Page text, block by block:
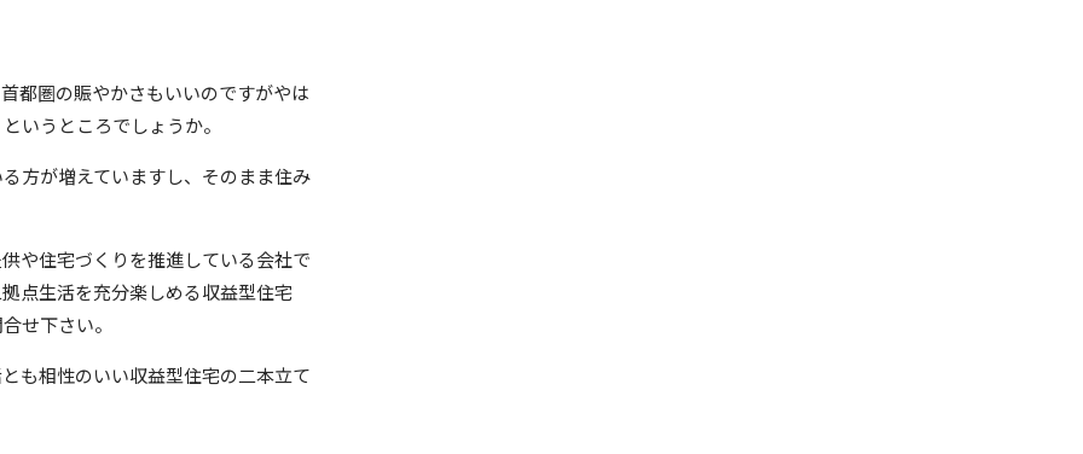
都圏の賑やかさもいいのですがやは
いうところでしょうか。
方が増えていますし、そのまま住み
や住宅づくりを推進している会社で
点生活を充分楽しめる収益型住宅
せ下さい。
も相性のいい収益型住宅の二本立て